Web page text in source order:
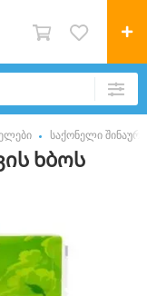
საქონელი
ხბოს